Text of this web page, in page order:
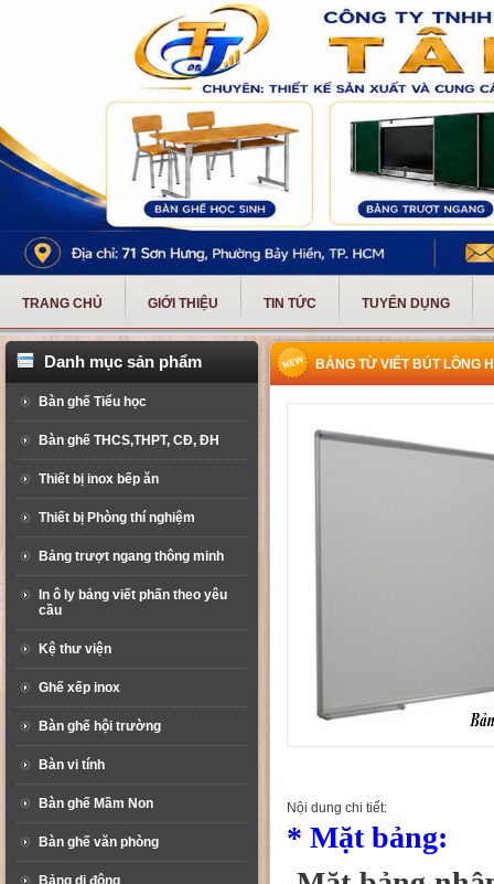
TRANG CHỦ GIỚI THIỆU TIN TỨC TUYỂN DỤNG
Danh mục sản phẩm
Bàn ghế Tiểu học
Bàn ghế THCS,THPT, CĐ, ĐH
Thiết bị inox bếp ăn
Thiết bị Phòng thí nghiệm
Bảng trượt ngang thông minh
In ô ly bảng viết phấn theo yêu
cầu
Kệ thư viện
Ghế xếp inox
Bàn ghế hội trường
Bàn vi tính
Bàn ghế Mầm Non
Bàn ghế văn phòng
Bảng di động
BẢNG TỪ VIẾT BÚT LÔNG
Nội dung chi tiết:
* Mặt bảng: